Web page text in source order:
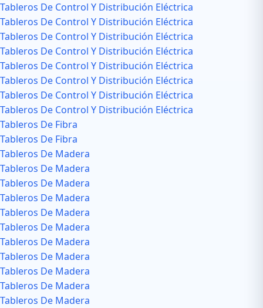
Tableros De Control Y Distribución Eléctrica
Tableros De Control Y Distribución Eléctrica
Tableros De Control Y Distribución Eléctrica
Tableros De Control Y Distribución Eléctrica
Tableros De Control Y Distribución Eléctrica
Tableros De Control Y Distribución Eléctrica
Tableros De Control Y Distribución Eléctrica
Tableros De Control Y Distribución Eléctrica
Tableros De Fibra
Tableros De Fibra
Tableros De Madera
Tableros De Madera
Tableros De Madera
Tableros De Madera
Tableros De Madera
Tableros De Madera
Tableros De Madera
Tableros De Madera
Tableros De Madera
Tableros De Madera
Tableros De Madera